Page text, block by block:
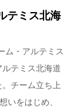
テミス北海
ム・アルテミス
テミス北海道
チーム立ち上
いをはじめ、